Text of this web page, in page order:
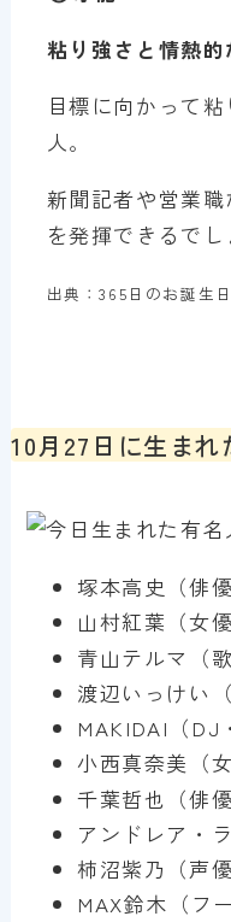
粘り強さと情熱
目標に向かって
人。
新聞記者や営業
を発揮できるでし
出典：365日のお誕生
10月27日に生まれ
塚本高史（俳優
山村紅葉（女
青山テルマ（歌
渡辺いっけい（
MAKIDAI（DJ
小西真奈美（女
千葉哲也（俳優
アンドレア・
柿沼紫乃（声優
MAX鈴木（フ